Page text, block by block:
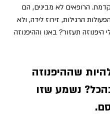
הרופאים לא מבינים, הם
הרגילות, זירוז לידה, ולא
היפנוזה תעזור? באנו וההיפנוזה
שההיפנוזה
נשמע שזו